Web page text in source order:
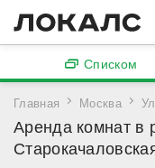
Главная Москва
Аренда комнат в
Списком